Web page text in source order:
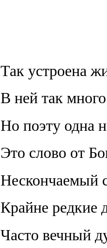
Так устроена
В ней так
Но поэту одна
Это слово от
Нескончаемый
Крайне редкие
Часто вечный